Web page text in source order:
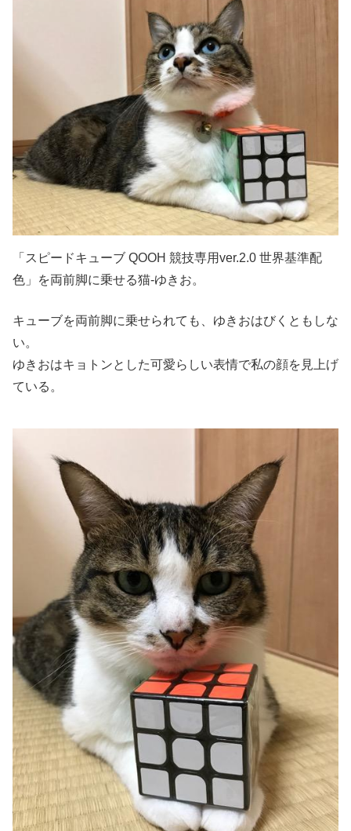
「スピードキューブ QOOH 競技専用ver.2.0 世界基準配
色」を両前脚に乗せる猫-ゆきお。
キューブを両前脚に乗せられても、ゆきおはびくともしな
い。
ゆきおはキョトンとした可愛らしい表情で私の顔を見上げ
ている。